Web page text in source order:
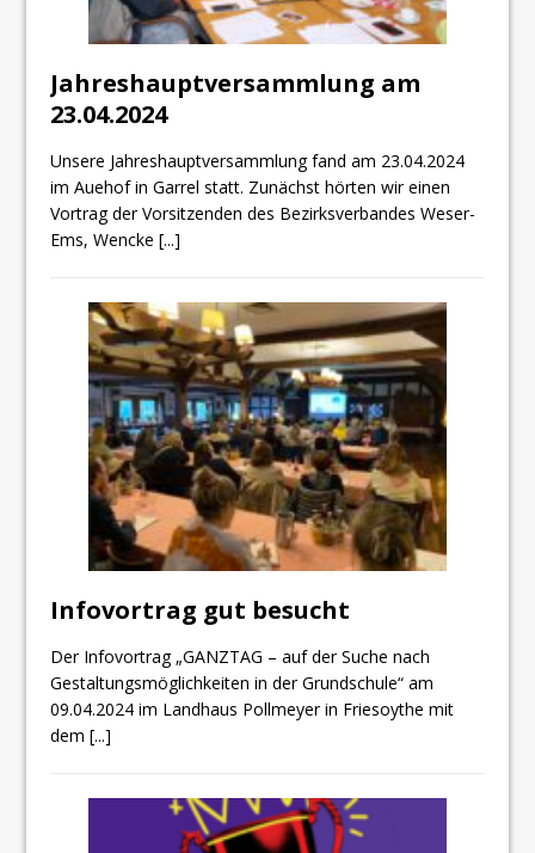
Jahreshauptversammlung am
23.04.2024
Unsere Jahreshauptversammlung fand am 23.04.2024
im Auehof in Garrel statt. Zunächst hörten wir einen
Vortrag der Vorsitzenden des Bezirksverbandes Weser-
Ems, Wencke[...]
Infovortrag gut besucht
Der Infovortrag „GANZTAG – auf der Suche nach
Gestaltungsmöglichkeiten in der Grundschule“ am
09.04.2024 im Landhaus Pollmeyer in Friesoythe mit
dem[...]